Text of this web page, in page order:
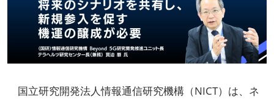
国立研究開発法人情報通信研究機構（NICT）は、ネ